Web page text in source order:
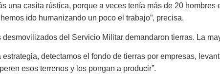
una casita rústica, porque a veces tenía más de 20
ido humanizando un poco el trabajo”, precisa.
del Servicio Militar demandaron tierras. La
estrategia, detectamos el fondo de tierras por empresas,
esos terrenos y los pongan a producir”.